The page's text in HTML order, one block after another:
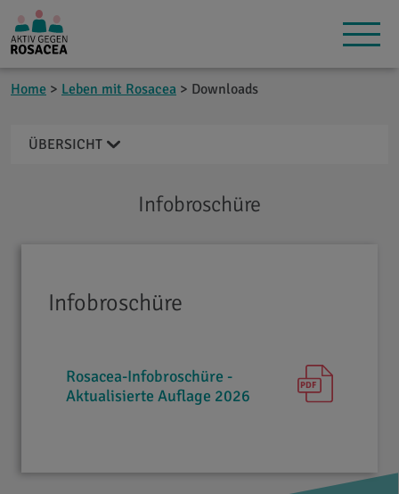
Home > Leben mit Rosacea > Downloads
ÜBERSICHT
Infobroschüre
Infobroschüre
Rosacea-Infobroschüre -
Aktualisierte Auflage 2026
PDF